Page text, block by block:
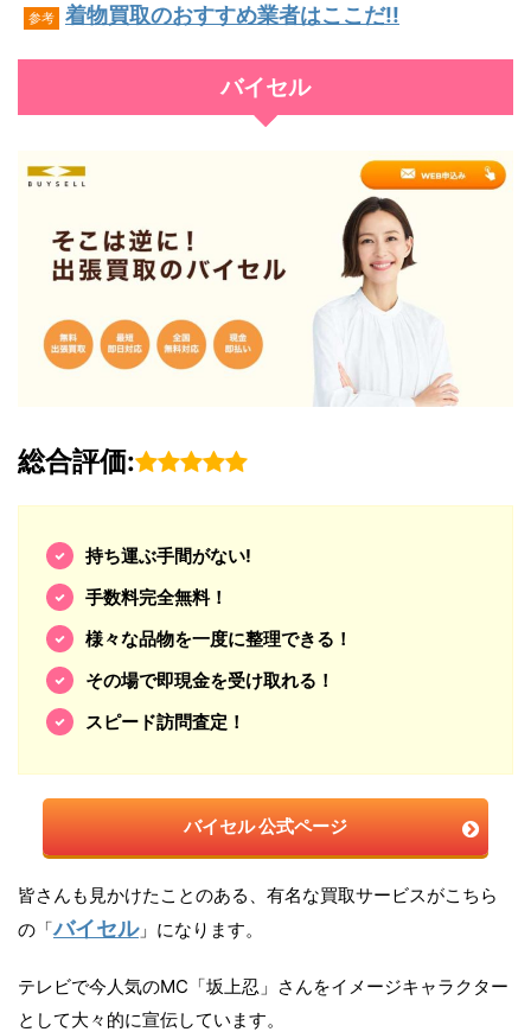
参考 着物買取のおすすめ業者はここだ!!
バイセル
総合評価:
持ち運ぶ手間がない!
手数料完全無料！
様々な品物を一度に整理できる！
その場で即現金を受け取れる！
スピード訪問査定！
バイセル 公式ページ
皆さんも見かけたことのある、有名な買取サービスがこちら
の「バイセル」になります。
テレビで今人気のMC「坂上忍」さんをイメージキャラクター
として大々的に宣伝しています。